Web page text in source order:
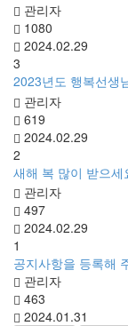
관리자
1080
2024.02.29
3
2023년도 행복선생
관리자
619
2024.02.29
2
새해 복 많이 받으세
관리자
497
2024.02.29
1
공지사항을 등록해
관리자
463
2024.01.31